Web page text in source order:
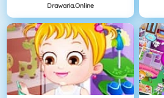
Drawaria.online